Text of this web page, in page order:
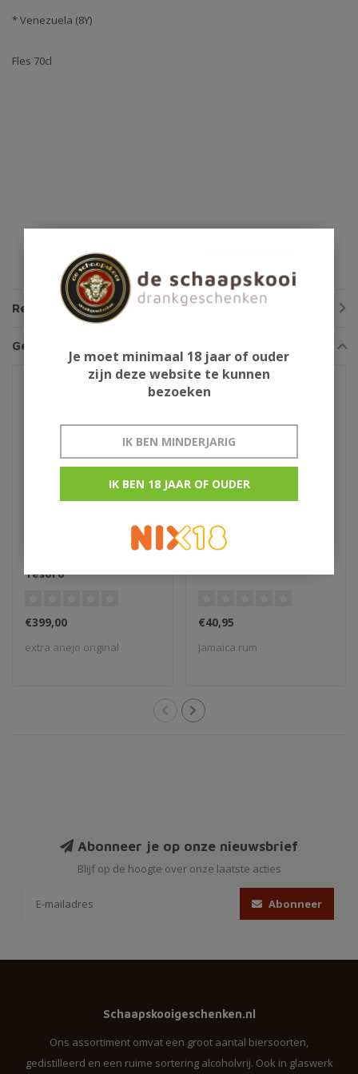
* Venezuela (8Y)
Fles 70cl
Reviews
Gerelateerde producten
Ron de Cuba Isla del
Tesoro
€399,00
extra anejo original
Blackwell 007
€40,95
Jamaica rum
Abonneer je op onze nieuwsbrief
Blijf op de hoogte over onze laatste acties
Abonneer
Schaapskooigeschenken.nl
Ons assortiment omvat een groot aantal biersoorten,
gedistilleerd en een ruime sortering alcoholvrij. Ook in glaswerk
Je moet minimaal 18 jaar of ouder
zijn deze website te kunnen
bezoeken
IK BEN MINDERJARIG
IK BEN 18 JAAR OF OUDER